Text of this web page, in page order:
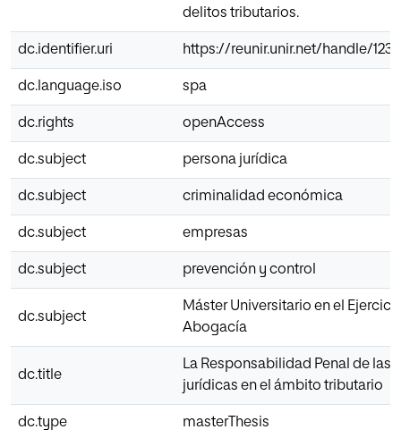
delitos tributarios.
dc.identifier.uri https://reunir.unir.net/handle/
dc.language.iso spa
dc.rights openAccess
dc.subject persona jurídica
dc.subject criminalidad económica
dc.subject empresas
dc.subject prevención y control
dc.subject
Máster Universitario en el
Abogacía
dc.title
La Responsabilidad Penal de las
jurídicas en el ámbito tributario
dc.type masterThesis